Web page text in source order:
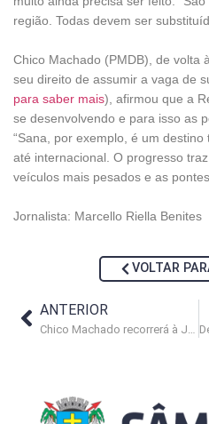
região. Todas devem ser
Chico Machado (PMDB), de volta
seu direito de assumir a vaga de
para saber mais), afirmou que a
se desenvolvendo e para isso as
“Sana, por exemplo, é um
até internacional. O progresso
veículos mais pesados e as
Jornalista: Marcello Riella Benites
VOLTAR
ANTERIOR